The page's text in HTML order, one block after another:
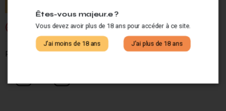
Si vous ne fumez pas, ne vapotez pas.
Partagez ce produit :
Êtes-vous majeur.e ?
Vous devez avoir plus de 18 ans pour accéder à ce site.
J'ai moins de 18 ans J'ai plus de 18 ans